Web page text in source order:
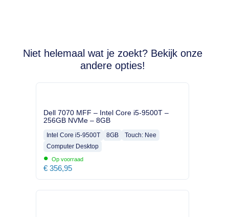
Niet helemaal wat je zoekt? Bekijk onze
andere opties!
Dell 7070 MFF – Intel Core i5-9500T –
256GB NVMe – 8GB
Intel Core i5-9500T 8GB
Touch: Nee
Computer Desktop
• Op voorraad
€ 356,95